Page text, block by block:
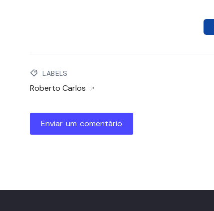
LABELS
Roberto Carlos
Enviar um comentário